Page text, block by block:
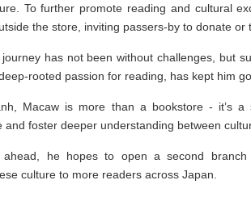
To further promote reading and cultural
the store, inviting passers-by to donate or
journey has not been without challenges, but
rooted passion for reading, has kept him
Macaw is more than a bookstore - it’s
and foster deeper understanding between
ahead, he hopes to open a second
culture to more readers across Japan.